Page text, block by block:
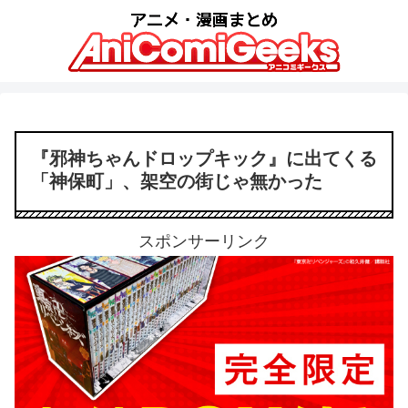
『邪神ちゃんドロップキック』に出てくる
「神保町」、架空の街じゃ無かった
スポンサーリンク